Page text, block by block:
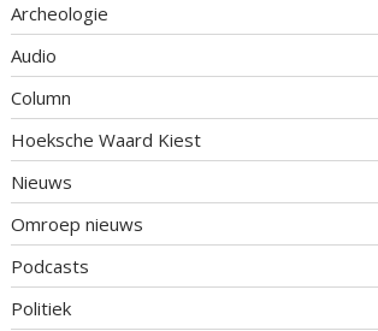
Archeologie
Audio
Column
Hoeksche Waard Kiest
Nieuws
Omroep nieuws
Podcasts
Politiek